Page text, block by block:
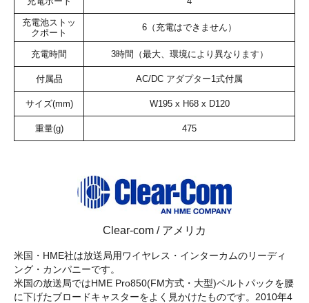
充電池ストッ
クポート
6（充電はできません）
充電時間 3時間（最大、環境により異なります）
付属品 AC/DC アダプター1式付属
サイズ(mm) W195 x H68 x D120
重量(g) 475
Clear-com / アメリカ
米国・HME社は放送局用ワイヤレス・インターカムのリーディ
ング・カンパニーです。
米国の放送局ではHME Pro850(FM方式・大型)ベルトパックを腰
に下げたブロードキャスターをよく見かけたものです。2010年4